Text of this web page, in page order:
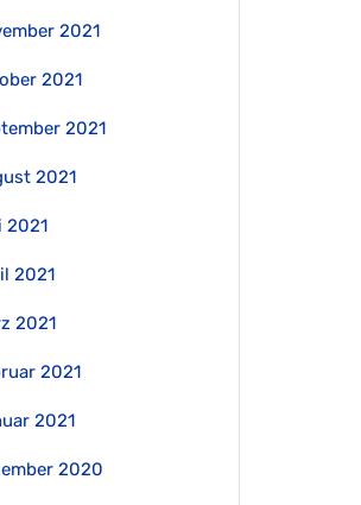
2021
2021
2021
2021
2021
2021
2021
2021
2021
2020